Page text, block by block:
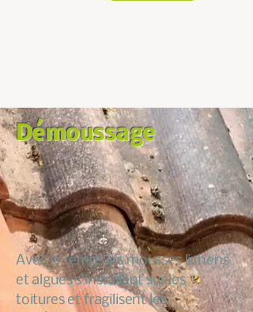
Démoussage
Avec le temps les mousses lichens
et algues s’installent sur les
toitures et fragilisent les